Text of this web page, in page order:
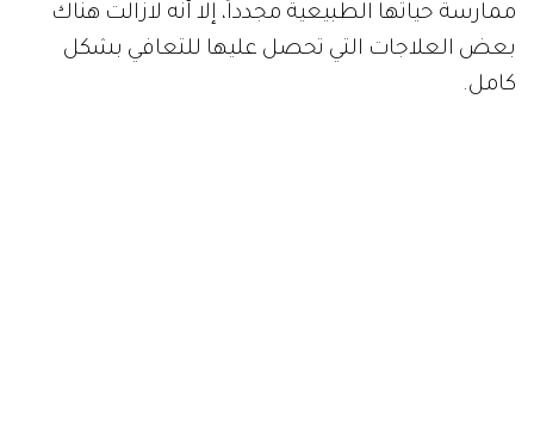
ممارسة حياتها الطبيعية مجدداً، إلا أنه لازالت هناك
بعض العلاجات التي تحصل عليها للتعافي بشكل
كامل.